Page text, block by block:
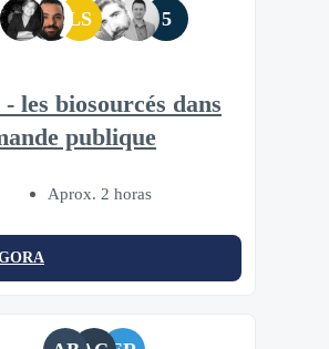
LS 5
les biosourcés dans
publique
Aprox. 2 horas